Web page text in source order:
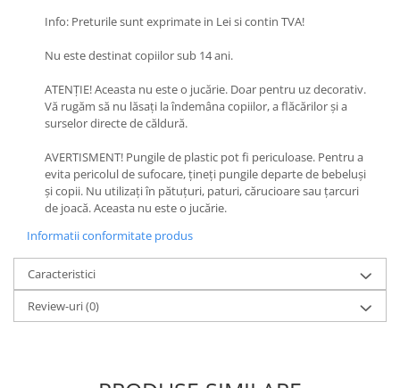
MACHETE MOTOCICLETE SI
BICICLETE
MACHETE NAVE MILITARE –
Miniaturi Navale de Colectie
MACHETE RALIU – Miniaturi Masini
de Raliu la Diverse Scari
MACHETE VEHICULE INTERVENTIE
MINI DIORAME
Seturi HOTWHEELS
VITRINE, FIGURINE, ACCESORII
MACHETE
ACCESORII SI BIJUTERII CARNAVAL
Info: Preturile sunt exprimate in Lei si contin TVA!
Nu este destinat copiilor sub 14 ani.
ATENȚIE! Aceasta nu este o jucărie. Doar pentru uz decorativ.
Vă rugăm să nu lăsați la îndemâna copiilor, a flăcărilor și a
surselor directe de căldură.
AVERTISMENT! Pungile de plastic pot fi periculoase. Pentru a
evita pericolul de sufocare, țineți pungile departe de bebeluși
și copii. Nu utilizați în pătuțuri, paturi, cărucioare sau țarcuri
de joacă. Aceasta nu este o jucărie.
Informatii conformitate produs
Caracteristici
Review-uri(0)